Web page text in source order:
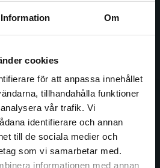
Information Om
cookies
för att anpassa innehållet
tillhandahålla funktioner
vår trafik. Vi
identifierare och annan
till de sociala medier och
som vi samarbetar med.
informationen med annan
fraktregion
Med läromedel, kurslitteratur,
och digitala
finns Studentlitteratur med